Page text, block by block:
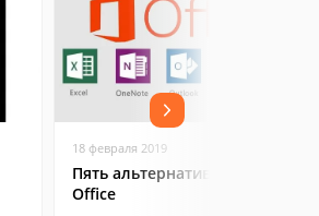
18 февраля 2019
Пять альтернатив Microsoft
Office